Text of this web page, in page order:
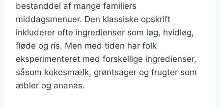
bestanddel af mange familiers
middagsmenuer. Den klassiske opskrift
inkluderer ofte ingredienser som løg, hvidløg,
fløde og ris. Men med tiden har folk
eksperimenteret med forskellige ingredienser,
såsom kokosmælk, grøntsager og frugter som
æbler og ananas.